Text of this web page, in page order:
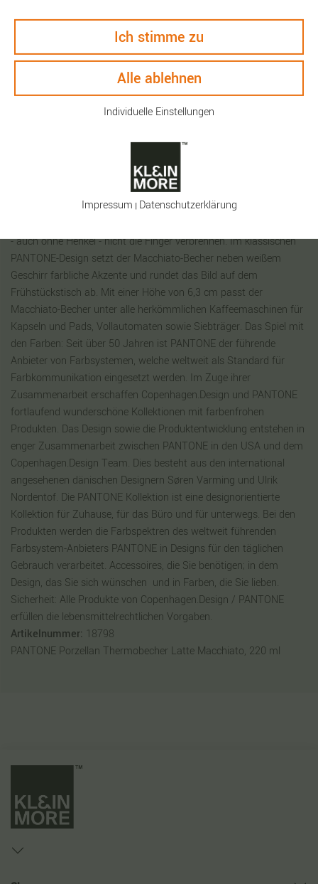
Beschreibung
Technische Daten
Kaffee kann in unzähligen Varianten und Zubereitungsformen
genossen werden. Während das Heißgetränk warm bleibt,
erwärmt sich die Außenseite dank des doppelwandigen Porzellan
- auch ohne Henkel - nicht die Finger verbrennen. Im klassischen
PANTONE-Design setzt der Macchiato-Becher neben weißem
Geschirr farbliche Akzente und rundet das Bild auf dem
Frühstückstisch ab. Mit einer Höhe von 6,3 cm passt der
Macchiato-Becher unter alle herkömmlichen Kaffeemaschinen für
Kapseln und Pads, Vollautomaten sowie Siebträger. Das Spiel mit
den Farben: Seit über 50 Jahren ist PANTONE der führende
Anbieter von Farbsystemen, welche weltweit als Standard für
Farbkommunikation eingesetzt werden. Im Zuge ihrer
Zusammenarbeit erschaffen Copenhagen.Design und PANTONE
fortlaufend wunderschöne Kollektionen mit farbenfrohen
Produkten. Das Design sowie die Produktentwicklung entstehen in
enger Zusammenarbeit zwischen PANTONE in den USA und dem
Copenhagen.Design Team. Dies besteht aus den international
angesehenen dänischen Designern Søren Varming und Ulrik
Nordentof. Die PANTONE Kollektion ist eine designorientierte
Kollektion für Zuhause, für das Büro und für unterwegs. Bei den
Produkten werden die Farbspektren des weltweit führenden
Farbsystem-Anbieters PANTONE in Designs für den täglichen
Gebrauch verarbeitet. Accessoires, die Sie benötigen; in dem
Design, das Sie sich wünschen  und in Farben, die Sie lieben.
Sicherheit: Alle Produkte von Copenhagen.Design / PANTONE
erfüllen die lebensmittelrechtlichen Vorgaben.
Artikelnummer: 18798
PANTONE Porzellan Thermobecher Latte Macchiato, 220 ml
Ich stimme zu
Alle ablehnen
Individuelle Einstellungen
Impressum | Daten­schutz­erklärung